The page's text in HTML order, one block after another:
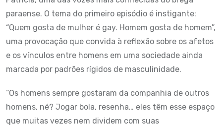
paraense. O tema do primeiro episódio é instigante:
“Quem gosta de mulher é gay. Homem gosta de homem”,
uma provocação que convida à reflexão sobre os afetos
e os vínculos entre homens em uma sociedade ainda
marcada por padrões rígidos de masculinidade.
“Os homens sempre gostaram da companhia de outros
homens, né? Jogar bola, resenha… eles têm esse espaço
que muitas vezes nem dividem com suas